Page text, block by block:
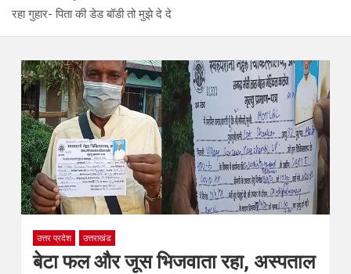
रहा गुहार- पिता की डेड बॉडी तो मुझे दे दे
उत्तर प्रदेश उत्तराखंड
बेटा फल और जूस भिजवाता रहा, अस्पताल